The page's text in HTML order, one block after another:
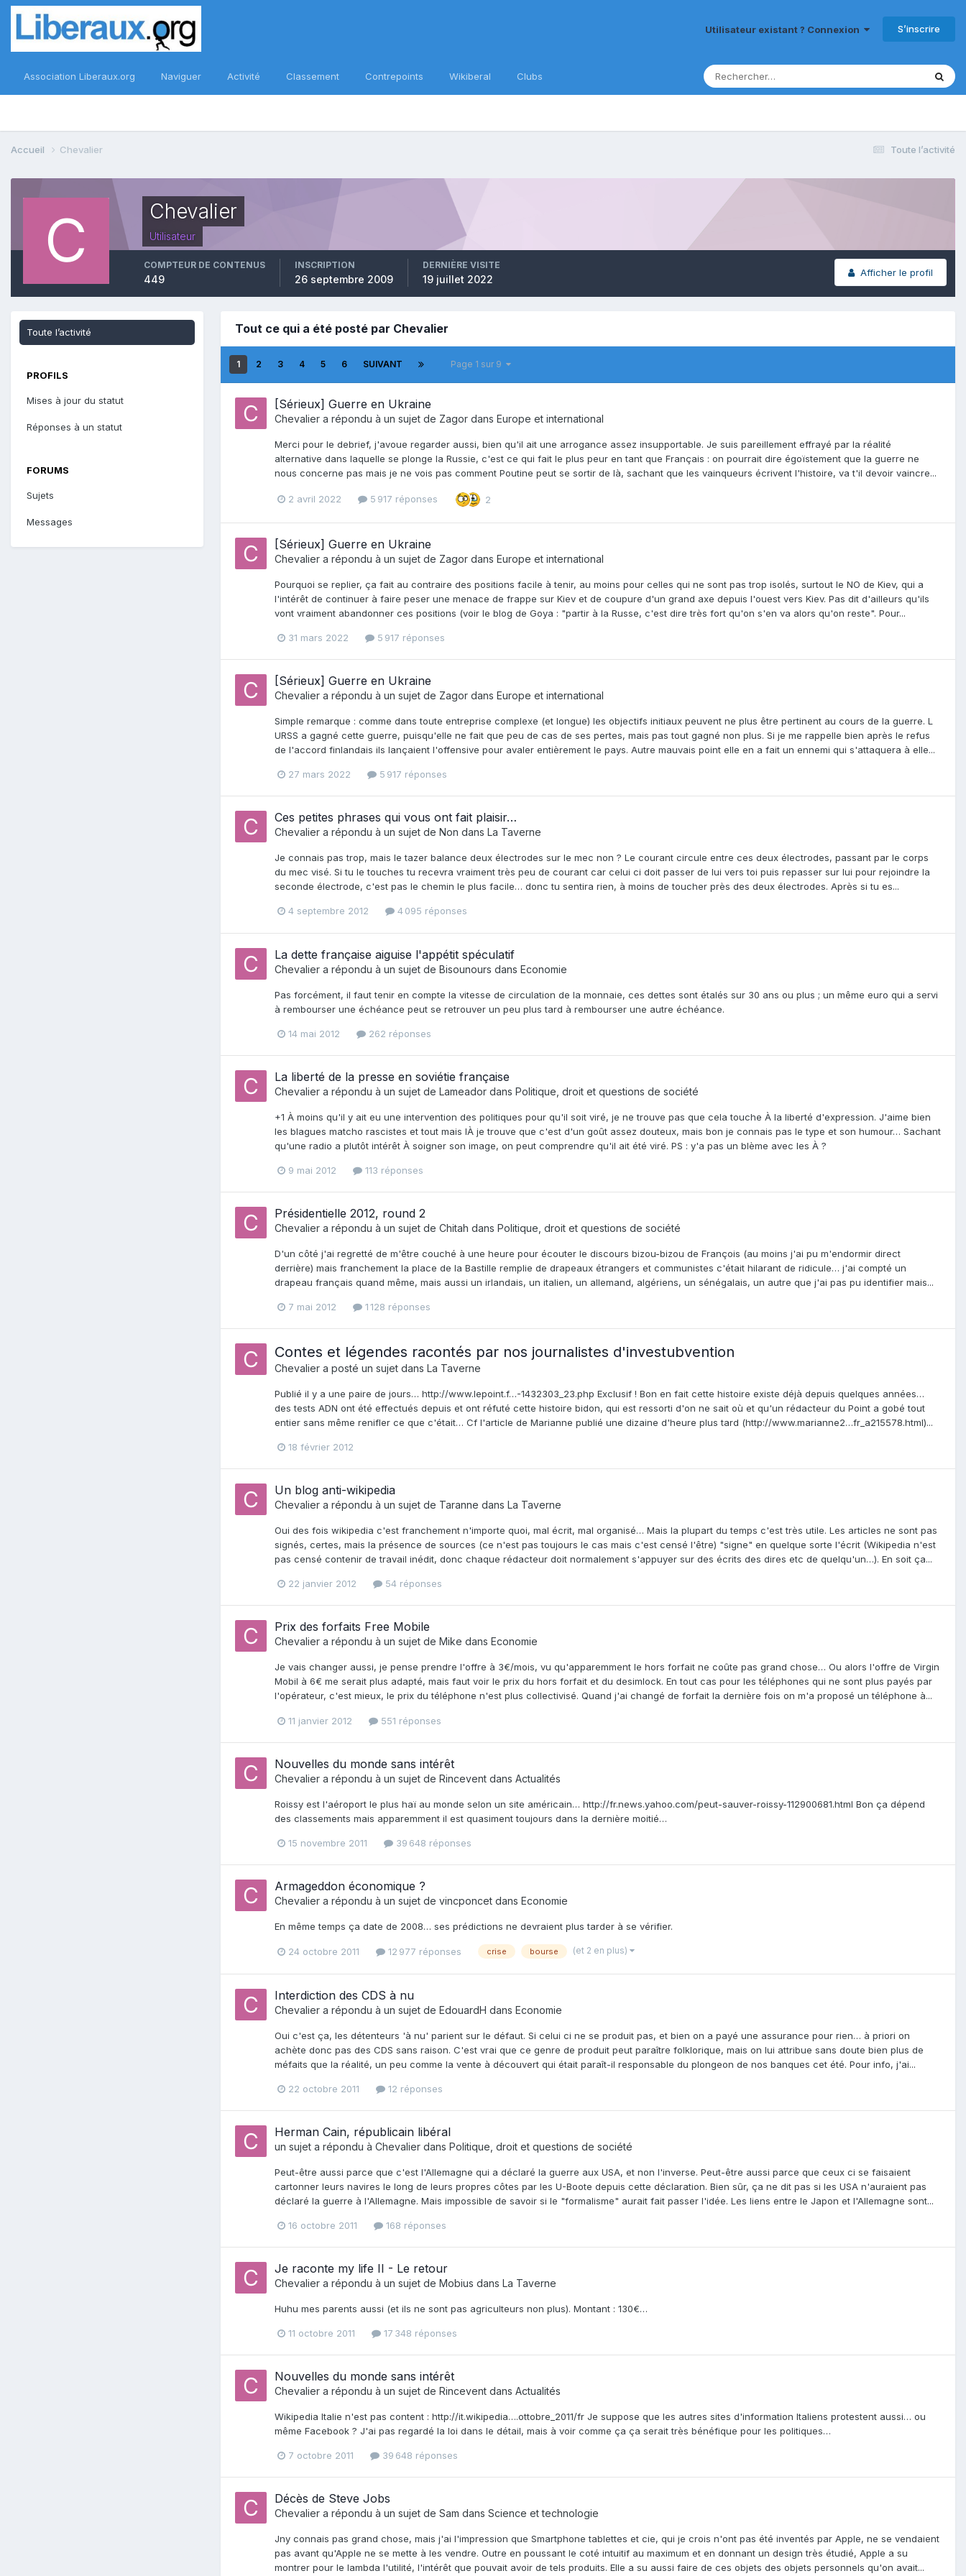
Utilisateur existant ? Connexion S’inscrire
Association Liberaux.org Naviguer Activité Classement Contrepoints Wikiberal Clubs
Toute l’activité
Accueil Chevalier
Chevalier
Utilisateur
Afficher le profil
COMPTEUR DE CONTENUS
449
INSCRIPTION
26 septembre 2009
DERNIÈRE VISITE
19 juillet 2022
Toute l’activité
PROFILS
Mises à jour du statut
Réponses à un statut
FORUMS
Sujets
Messages
Tout ce qui a été posté par Chevalier
1 2 3 4 5 6 SUIVANT Page 1 sur 9
[Sérieux] Guerre en Ukraine
Chevalier a répondu à un sujet de Zagor dans Europe et international
Merci pour le debrief, j'avoue regarder aussi, bien qu'il ait une arrogance assez insupportable. Je suis pareillement effrayé par la réalité
alternative dans laquelle se plonge la Russie, c'est ce qui fait le plus peur en tant que Français : on pourrait dire égoïstement que la guerre ne
nous concerne pas mais je ne vois pas comment Poutine peut se sortir de là, sachant que les vainqueurs écrivent l'histoire, va t'il devoir vaincre...
2 avril 2022 5 917 réponses 2
[Sérieux] Guerre en Ukraine
Chevalier a répondu à un sujet de Zagor dans Europe et international
Pourquoi se replier, ça fait au contraire des positions facile à tenir, au moins pour celles qui ne sont pas trop isolés, surtout le NO de Kiev, qui a
l'intérêt de continuer à faire peser une menace de frappe sur Kiev et de coupure d'un grand axe depuis l'ouest vers Kiev. Pas dit d'ailleurs qu'ils
vont vraiment abandonner ces positions (voir le blog de Goya : "partir à la Russe, c'est dire très fort qu'on s'en va alors qu'on reste". Pour...
31 mars 2022 5 917 réponses
[Sérieux] Guerre en Ukraine
Chevalier a répondu à un sujet de Zagor dans Europe et international
Simple remarque : comme dans toute entreprise complexe (et longue) les objectifs initiaux peuvent ne plus être pertinent au cours de la guerre. L
URSS a gagné cette guerre, puisqu'elle ne fait que peu de cas de ses pertes, mais pas tout gagné non plus. Si je me rappelle bien après le refus
de l'accord finlandais ils lançaient l'offensive pour avaler entièrement le pays. Autre mauvais point elle en a fait un ennemi qui s'attaquera à elle...
27 mars 2022 5 917 réponses
Ces petites phrases qui vous ont fait plaisir…
Chevalier a répondu à un sujet de Non dans La Taverne
Je connais pas trop, mais le tazer balance deux électrodes sur le mec non ? Le courant circule entre ces deux électrodes, passant par le corps
du mec visé. Si tu le touches tu recevra vraiment très peu de courant car celui ci doit passer de lui vers toi puis repasser sur lui pour rejoindre la
seconde électrode, c'est pas le chemin le plus facile… donc tu sentira rien, à moins de toucher près des deux électrodes. Après si tu es...
4 septembre 2012 4 095 réponses
La dette française aiguise l'appétit spéculatif
Chevalier a répondu à un sujet de Bisounours dans Economie
Pas forcément, il faut tenir en compte la vitesse de circulation de la monnaie, ces dettes sont étalés sur 30 ans ou plus ; un même euro qui a servi
à rembourser une échéance peut se retrouver un peu plus tard à rembourser une autre échéance.
14 mai 2012 262 réponses
La liberté de la presse en soviétie française
Chevalier a répondu à un sujet de Lameador dans Politique, droit et questions de société
+1 À moins qu'il y ait eu une intervention des politiques pour qu'il soit viré, je ne trouve pas que cela touche À la liberté d'expression. J'aime bien
les blagues matcho rascistes et tout mais lÀ je trouve que c'est d'un goût assez douteux, mais bon je connais pas le type et son humour… Sachant
qu'une radio a plutôt intérêt À soigner son image, on peut comprendre qu'il ait été viré. PS : y'a pas un blème avec les À ?
9 mai 2012 113 réponses
Présidentielle 2012, round 2
Chevalier a répondu à un sujet de Chitah dans Politique, droit et questions de société
D'un côté j'ai regretté de m'être couché à une heure pour écouter le discours bizou-bizou de François (au moins j'ai pu m'endormir direct
derrière) mais franchement la place de la Bastille remplie de drapeaux étrangers et communistes c'était hilarant de ridicule… j'ai compté un
drapeau français quand même, mais aussi un irlandais, un italien, un allemand, algériens, un sénégalais, un autre que j'ai pas pu identifier mais...
7 mai 2012 1 128 réponses
Contes et légendes racontés par nos journalistes d'investubvention
Chevalier a posté un sujet dans La Taverne
Publié il y a une paire de jours… http://www.lepoint.f…-1432303_23.php Exclusif ! Bon en fait cette histoire existe déjà depuis quelques années…
des tests ADN ont été effectués depuis et ont réfuté cette histoire bidon, qui est ressorti d'on ne sait où et qu'un rédacteur du Point a gobé tout
entier sans même renifler ce que c'était… Cf l'article de Marianne publié une dizaine d'heure plus tard (http://www.marianne2…fr_a215578.html)...
18 février 2012
Un blog anti-wikipedia
Chevalier a répondu à un sujet de Taranne dans La Taverne
Oui des fois wikipedia c'est franchement n'importe quoi, mal écrit, mal organisé… Mais la plupart du temps c'est très utile. Les articles ne sont pas
signés, certes, mais la présence de sources (ce n'est pas toujours le cas mais c'est censé l'être) "signe" en quelque sorte l'écrit (Wikipedia n'est
pas censé contenir de travail inédit, donc chaque rédacteur doit normalement s'appuyer sur des écrits des dires etc de quelqu'un…). En soit ça...
22 janvier 2012 54 réponses
Prix des forfaits Free Mobile
Chevalier a répondu à un sujet de Mike dans Economie
Je vais changer aussi, je pense prendre l'offre à 3€/mois, vu qu'apparemment le hors forfait ne coûte pas grand chose… Ou alors l'offre de Virgin
Mobil à 6€ me serait plus adapté, mais faut voir le prix du hors forfait et du desimlock. En tout cas pour les téléphones qui ne sont plus payés par
l'opérateur, c'est mieux, le prix du téléphone n'est plus collectivisé. Quand j'ai changé de forfait la dernière fois on m'a proposé un téléphone à...
11 janvier 2012 551 réponses
Nouvelles du monde sans intérêt
Chevalier a répondu à un sujet de Rincevent dans Actualités
Roissy est l'aéroport le plus haï au monde selon un site américain… http://fr.news.yahoo.com/peut-sauver-roissy-112900681.html Bon ça dépend
des classements mais apparemment il est quasiment toujours dans la dernière moitié…
15 novembre 2011 39 648 réponses
Armageddon économique ?
Chevalier a répondu à un sujet de vincponcet dans Economie
En même temps ça date de 2008… ses prédictions ne devraient plus tarder à se vérifier.
24 octobre 2011 12 977 réponses crise bourse (et 2 en plus)
Interdiction des CDS à nu
Chevalier a répondu à un sujet de EdouardH dans Economie
Oui c'est ça, les détenteurs 'à nu' parient sur le défaut. Si celui ci ne se produit pas, et bien on a payé une assurance pour rien… à priori on
achète donc pas des CDS sans raison. C'est vrai que ce genre de produit peut paraître folklorique, mais on lui attribue sans doute bien plus de
méfaits que la réalité, un peu comme la vente à découvert qui était paraît-il responsable du plongeon de nos banques cet été. Pour info, j'ai...
22 octobre 2011 12 réponses
Herman Cain, républicain libéral
un sujet a répondu à Chevalier dans Politique, droit et questions de société
Peut-être aussi parce que c'est l'Allemagne qui a déclaré la guerre aux USA, et non l'inverse. Peut-être aussi parce que ceux ci se faisaient
cartonner leurs navires le long de leurs propres côtes par les U-Boote depuis cette déclaration. Bien sûr, ça ne dit pas si les USA n'auraient pas
déclaré la guerre à l'Allemagne. Mais impossible de savoir si le "formalisme" aurait fait passer l'idée. Les liens entre le Japon et l'Allemagne sont...
16 octobre 2011 168 réponses
Je raconte my life II - Le retour
Chevalier a répondu à un sujet de Mobius dans La Taverne
Huhu mes parents aussi (et ils ne sont pas agriculteurs non plus). Montant : 130€…
11 octobre 2011 17 348 réponses
Nouvelles du monde sans intérêt
Chevalier a répondu à un sujet de Rincevent dans Actualités
Wikipedia Italie n'est pas content : http://it.wikipedia….ottobre_2011/fr Je suppose que les autres sites d'information Italiens protestent aussi… ou
même Facebook ? J'ai pas regardé la loi dans le détail, mais à voir comme ça ça serait très bénéfique pour les politiques…
7 octobre 2011 39 648 réponses
Décès de Steve Jobs
Chevalier a répondu à un sujet de Sam dans Science et technologie
Jny connais pas grand chose, mais j'ai l'impression que Smartphone tablettes et cie, qui je crois n'ont pas été inventés par Apple, ne se vendaient
pas avant qu'Apple ne se mette à les vendre. Outre en poussant le coté intuitif au maximum et en donnant un design très étudié, Apple a su
montrer pour le lambda l'utilité, l'intérêt que pouvait avoir de tels produits. Elle a su aussi faire de ces objets des objets personnels qu'on avait...